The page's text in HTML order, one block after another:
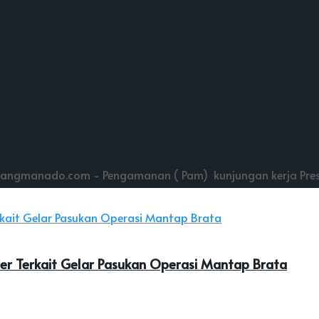
- Pengamanan ( Pam) kunjungan kerja
Terkait Gelar Pasukan Operasi Mantap Brata